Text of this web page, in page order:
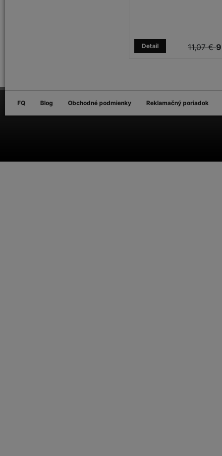
11,07 €
Detail
FQ Blog Obchodné podmienky Reklamačný poriadok